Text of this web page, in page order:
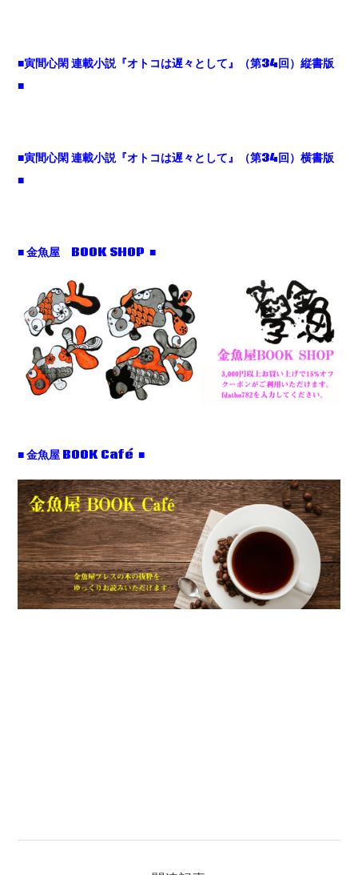
■寅間心閑 連載小説『オトコは遅々として』（第34回）縦書版
■
■寅間心閑 連載小説『オトコは遅々として』（第34回）横書版
■
■ 金魚屋 BOOK SHOP ■
■ 金魚屋 BOOK Café ■